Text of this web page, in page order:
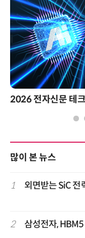
2026 전자신문 테크
많이 본 뉴스
1 외면받는 SiC
2 삼성전자,